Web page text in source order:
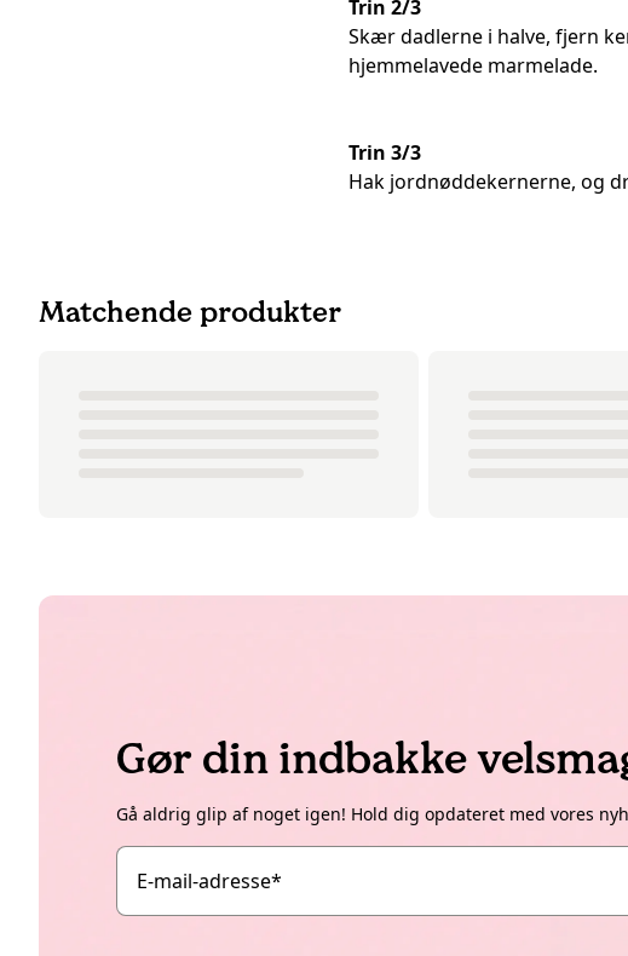
Trin 2/3
Skær dadlerne i halve, fjern
hjemmelavede marmelade.
Trin 3/3
Hak jordnøddekernerne, og
Matchende produkter
Gør din indbakke
Gå aldrig glip af noget igen! Hold dig opdateret med vores
E-mail-adresse*